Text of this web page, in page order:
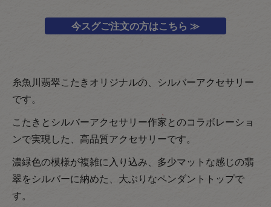
今スグご注文の方はこちら ≫
糸魚川翡翠こたきオリジナルの、シルバーアクセサリー
です。
こたきとシルバーアクセサリー作家とのコラボレーショ
ンで実現した、高品質アクセサリーです。
濃緑色の模様が複雑に入り込み、多少マットな感じの翡
翠をシルバーに納めた、大ぶりなペンダントトップで
す。